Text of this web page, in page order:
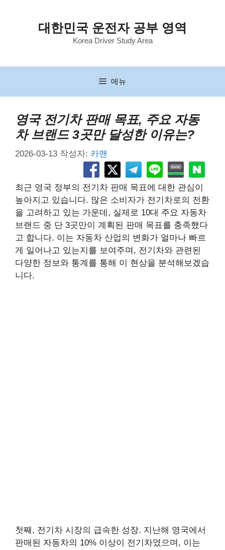
너
대한민국 운전자 공부 영역
Korea Driver Study Area
메뉴
영국 전기차 판매 목표, 주요 자동
차 브랜드 3곳만 달성한 이유는?
2026-03-13 작성자: 카맨
최근 영국 정부의 전기차 판매 목표에 대한 관심이
높아지고 있습니다. 많은 소비자가 전기차로의 전환
을 고려하고 있는 가운데, 실제로 10대 주요 자동차
브랜드 중 단 3곳만이 계획된 판매 목표를 충족했다
고 합니다. 이는 자동차 산업의 변화가 얼마나 빠르
게 일어나고 있는지를 보여주며, 전기차와 관련된
다양한 정보와 통계를 통해 이 현상을 분석해보겠습
니다.
첫째, 전기차 시장의 급속한 성장. 지난해 영국에서
판매된 자동차의 10% 이상이 전기차였으며, 이는